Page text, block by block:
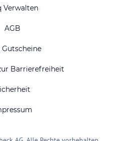
Verwalten
AGB
Gutscheine
Barrierefreiheit